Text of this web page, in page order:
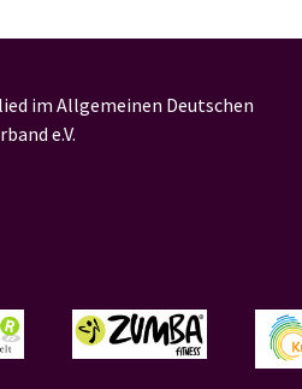
im Allgemeinen Deutschen
e.V.